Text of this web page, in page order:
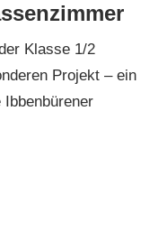
Klasse 1/2
Projekt – ein